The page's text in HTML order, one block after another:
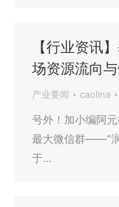
【行业资讯
场资源流向
产业要闻 caolina
号外！加小编阿
最大微信群——“
于…